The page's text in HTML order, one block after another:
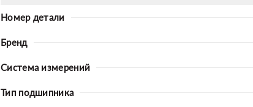
Номер детали
Бренд
Система измерений
Тип подшипника